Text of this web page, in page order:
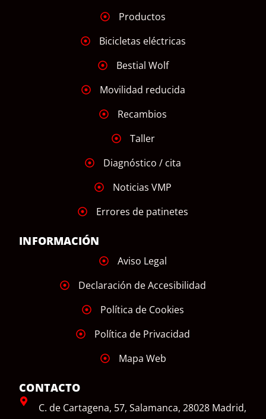
Productos
Bicicletas eléctricas
Bestial Wolf
Movilidad reducida
Recambios
Taller
Diagnóstico / cita
Noticias VMP
Errores de patinetes
INFORMACIÓN
Aviso Legal
Declaración de Accesibilidad
Política de Cookies
Política de Privacidad
Mapa Web
CONTACTO
C. de Cartagena, 57, Salamanca, 28028 Madrid,